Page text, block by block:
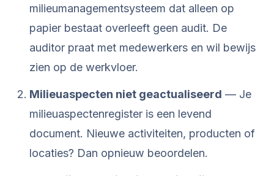
milieumanagementsysteem dat alleen op
papier bestaat overleeft geen audit. De
auditor praat met medewerkers en wil bewijs
zien op de werkvloer.
Milieuaspecten niet geactualiseerd — Je
milieuaspectenregister is een levend
document. Nieuwe activiteiten, producten of
locaties? Dan opnieuw beoordelen.